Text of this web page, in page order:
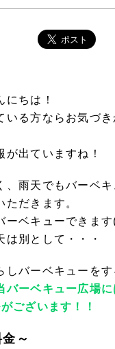
にちは！
いる方ならお気づ
が出ていますね！
、雨天でもバーベ
だきます。
ーベキューできま
別として・・・
しバーベキューをす
バーベキュー広場
ございます！！
～